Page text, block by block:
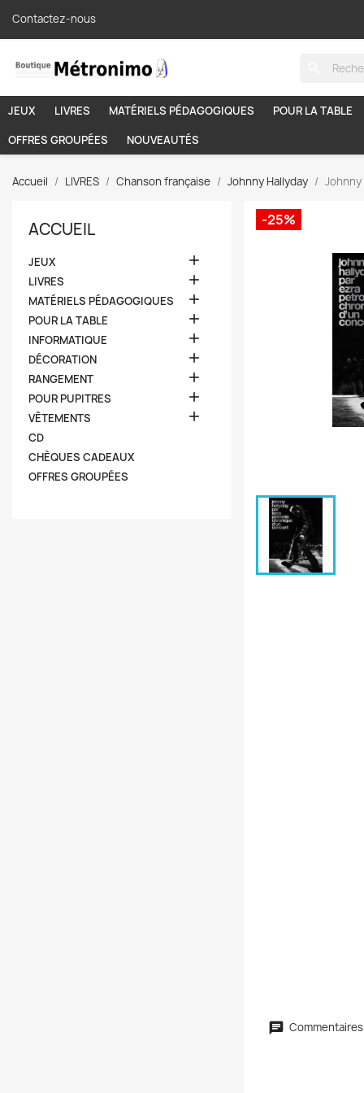
Contactez-nous
JEUX LIVRES MATÉRIELS PÉDAGOGIQUES POUR LA TABLE
OFFRES GROUPÉES
NOUVEAUTÉS
Accueil LIVRES Chanson française Johnny Hallyday Johnny
ACCUEIL
JEUX 
LIVRES 
MATÉRIELS PÉDAGOGIQUES 
POUR LA TABLE 
INFORMATIQUE 
DÉCORATION 
RANGEMENT 
POUR PUPITRES 
VÊTEMENTS 
CD
CHÈQUES CADEAUX
OFFRES GROUPÉES
-25%